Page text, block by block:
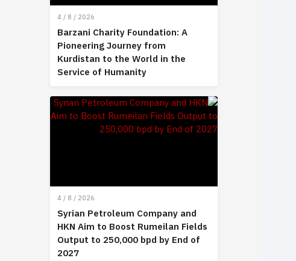
4 / 8 / 2026
Barzani Charity Foundation: A
Pioneering Journey from
Kurdistan to the World in the
Service of Humanity
4 / 8 / 2026
Syrian Petroleum Company and
HKN Aim to Boost Rumeilan Fields
Output to 250,000 bpd by End of
2027